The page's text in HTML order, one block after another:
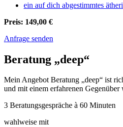
ein auf dich abgestimmtes
Preis: 149,00 €
Anfrage senden
Beratung „deep“
Mein Angebot Beratung „deep“ ist
und mit einem erfahrenen Gegenüber
3 Beratungsgespräche à 60 Minuten
wahlweise mit